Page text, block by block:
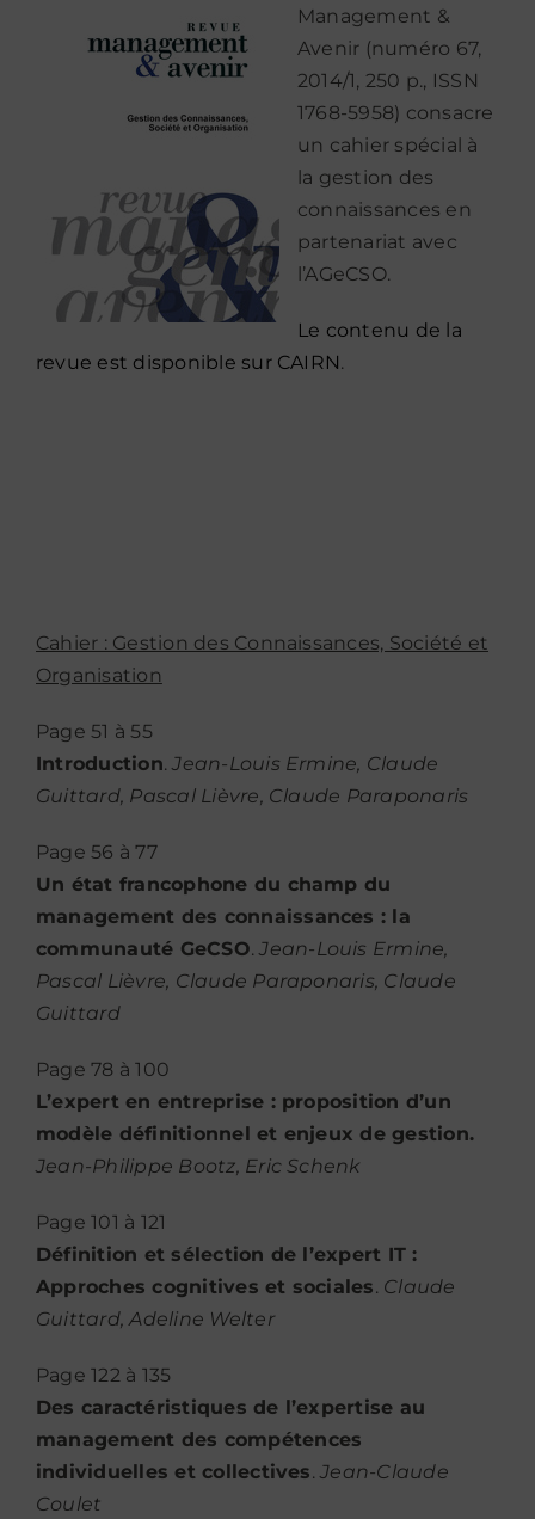
Management &
Avenir (numéro 67,
2014/1, 250 p., ISSN
1768-5958) consacre
un cahier spécial à
la gestion des
connaissances en
partenariat avec
l’AGeCSO.
Le contenu de la
revue est disponible sur CAIRN.
Cahier : Gestion des Connaissances, Société et
Organisation
Page 51 à 55
Introduction.Jean-Louis Ermine, Claude
Guittard, Pascal Lièvre, Claude Paraponaris
Page 56 à 77
Un état francophone du champ du
management des connaissances : la
communauté GeCSO.Jean-Louis Ermine,
Pascal Lièvre, Claude Paraponaris, Claude
Guittard
Page 78 à 100
L’expert en entreprise : proposition d’un
modèle définitionnel et enjeux de gestion.
Jean-Philippe Bootz, Eric Schenk
Page 101 à 121
Définition et sélection de l’expert IT :
Approches cognitives et sociales. Claude
Guittard, Adeline Welter
Page 122 à 135
Des caractéristiques de l’expertise au
management des compétences
individuelles et collectives.Jean-Claude
Coulet